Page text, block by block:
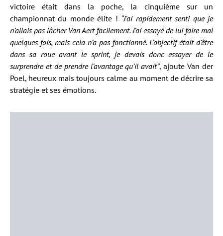
victoire était dans la poche, la cinquième sur un
championnat du monde élite ! “J’ai rapidement senti que je
n’allais pas lâcher Van Aert facilement. J’ai essayé de lui faire mal
quelques fois, mais cela n’a pas fonctionné. L’objectif était d’être
dans sa roue avant le sprint, je devais donc essayer de le
surprendre et de prendre l’avantage qu’il avait”, ajoute Van der
Poel, heureux mais toujours calme au moment de décrire sa
stratégie et ses émotions.